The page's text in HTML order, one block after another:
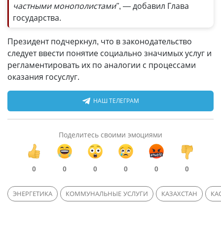
частными монополистами", — добавил Глава
государства.
Президент подчеркнул, что в законодательство
следует ввести понятие социально значимых услуг и
регламентировать их по аналогии с процессами
оказания госуслуг.
НАШ ТЕЛЕГРАМ
Поделитесь своими эмоциями
0 0 0 0 0 0
ЭНЕРГЕТИКА КОММУНАЛЬНЫЕ УСЛУГИ КАЗАХСТАН